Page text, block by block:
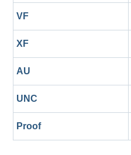
VF
XF
AU
UNC
Proof